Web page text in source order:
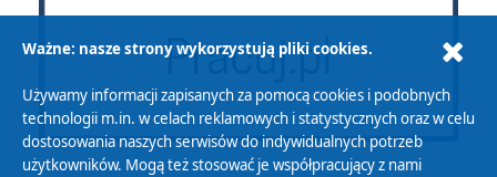
Ważne: nasze strony wykorzystują pliki cookies.
Używamy informacji zapisanych za pomocą cookies i podobnych
technologii m.in. w celach reklamowych i statystycznych oraz w celu
dostosowania naszych serwisów do indywidualnych potrzeb
użytkowników. Mogą też stosować je współpracujący z nami